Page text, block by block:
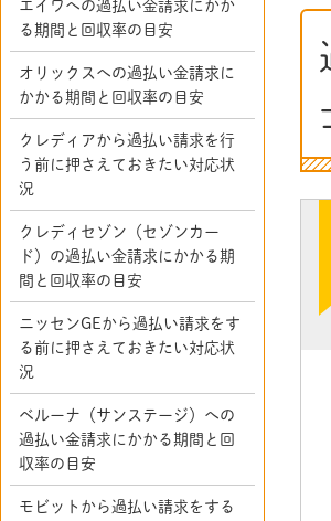
エイワへの過払い金請求にかか
る期間と回収率の目安
オリックスへの過払い金請求に
かかる期間と回収率の目安
クレディアから過払い請求を行
う前に押さえておきたい対応状
況
クレディセゾン（セゾンカー
ド）の過払い金請求にかかる期
間と回収率の目安
ニッセンGEから過払い請求をす
る前に押さえておきたい対応状
況
ベルーナ（サンステージ）への
過払い金請求にかかる期間と回
収率の目安
モビットから過払い請求をする